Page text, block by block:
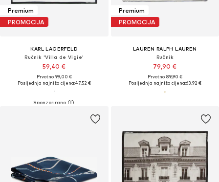
Premium
PROMOCIJA
KARL LAGERFELD
Ručnik 'Villa de Vigie'
59,40 €
Prvotno: 99,00 €
Posljednja najniža cijena:47,52 €
Premium
PROMOCIJA
LAUREN RALPH LAUREN
Ručnik
79,90 €
Prvotno: 89,90 €
Posljednja najniža cijena:63,92 €